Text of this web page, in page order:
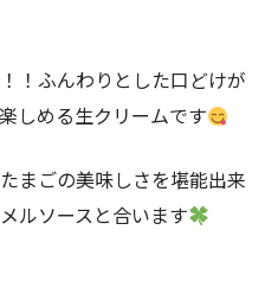
！ふんわりとした口どけが
しめる生クリームです
まごの美味しさを堪能出来
ルソースと合います